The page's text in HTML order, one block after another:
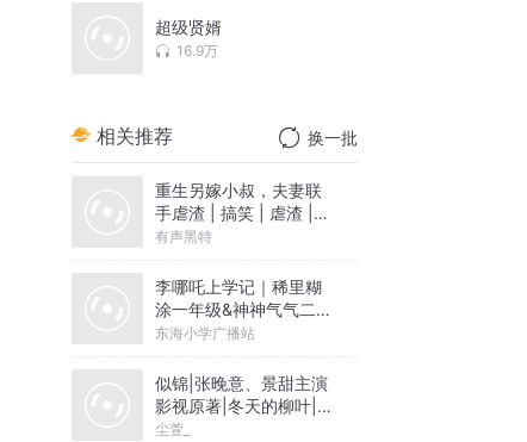
超级贤婿
16.9万
相关推荐 换一批
重生另嫁小叔，夫妻联
手虐渣 | 搞笑 | 虐渣 |
双重生 | 绝世爽文
有声黑特
李哪吒上学记｜稀里糊
涂一年级&神神气气二年
级
东海小学广播站
似锦|张晚意、景甜主演
影视原著|冬天的柳叶|尘
萱&雪月之下领衔|多人
尘萱_